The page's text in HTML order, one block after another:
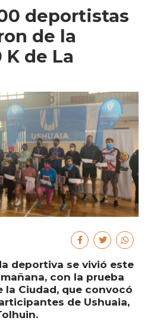
deportistas
de la
K de La
deportiva se vivió este
con la prueba
Ciudad, que convocó
de Ushuaia,